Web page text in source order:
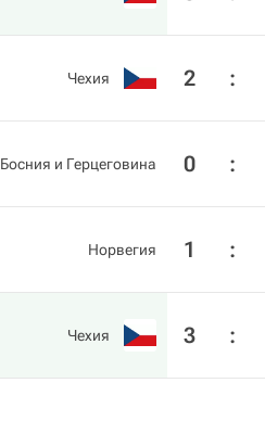
Чехия 2 :
Босния и Герцеговина 0 :
Норвегия 1 :
Чехия 3 :